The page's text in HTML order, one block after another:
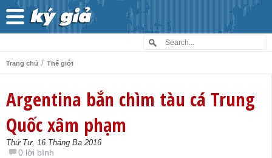
Trang chủ / Thế giới
Argentina bắn chìm tàu cá Trung
Quốc xâm phạm
Thứ Tư, 16 Tháng Ba 2016
0 lời bình